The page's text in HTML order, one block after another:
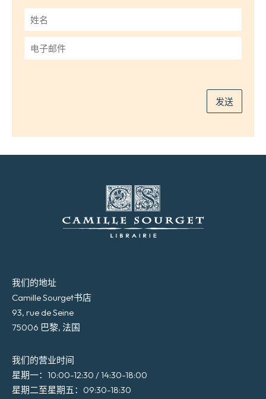
姓
名
*
子
发送
我们的地址
Camille Sourget书店
93, rue de Seine
75006 巴黎, 法国
我们的营业时间
星期一：10:00-12:30 / 14:30-18:00
星期二至星期五：09:30-18:30